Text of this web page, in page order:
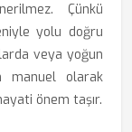
Çünkü
yolu doğru
veya yoğun
manuel olarak
önem taşır.